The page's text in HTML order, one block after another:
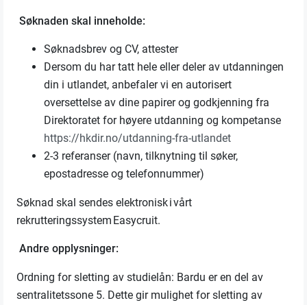
Søknaden skal inneholde:
Søknadsbrev og CV, attester
Dersom du har tatt hele eller deler av utdanningen
din i utlandet, anbefaler vi en autorisert
oversettelse av dine papirer og godkjenning fra
Direktoratet for høyere utdanning og kompetanse
https://hkdir.no/utdanning-fra-utlandet
2-3 referanser (navn, tilknytning til søker,
epostadresse og telefonnummer)
Søknad skal sendes elektronisk i vårt
rekrutteringssystem Easycruit.
Andre opplysninger:
Ordning for sletting av studielån: Bardu er en del av
sentralitetssone 5. Dette gir mulighet for sletting av